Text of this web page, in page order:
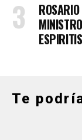
Te